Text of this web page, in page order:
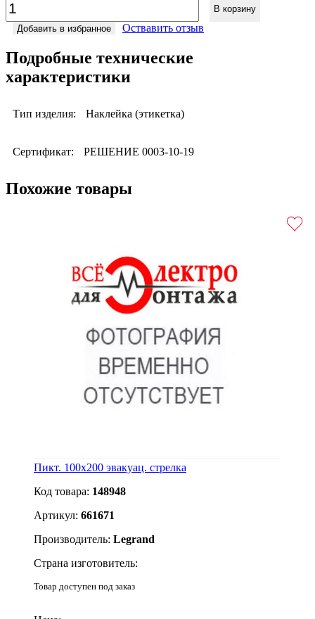
В корзину
Добавить в избранное
Оствавить отзыв
Подробные технические
характеристики
Тип изделия: Наклейка (этикетка)
Сертификат: РЕШЕНИЕ 0003-10-19
Похожие товары
Пикт. 100х200 эвакуац. стрелка
Код товара: 148948
Артикул: 661671
Производитель: Legrand
Страна изготовитель:
Товар доступен под заказ